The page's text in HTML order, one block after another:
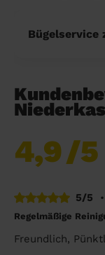
Bügelservice
4,9/5
5/5
•
Regelmäßige
Freundlich,